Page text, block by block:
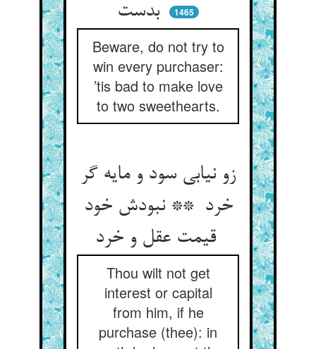
بدست
1465
Beware, do not try to
win every purchaser:
’tis bad to make love
to two sweethearts.
زو نیابی سود و مایه گر
خرد ** نبودش خود
قیمت عقل و خرد
Thou wilt not get
interest or capital
from him, if he
purchase (thee): in